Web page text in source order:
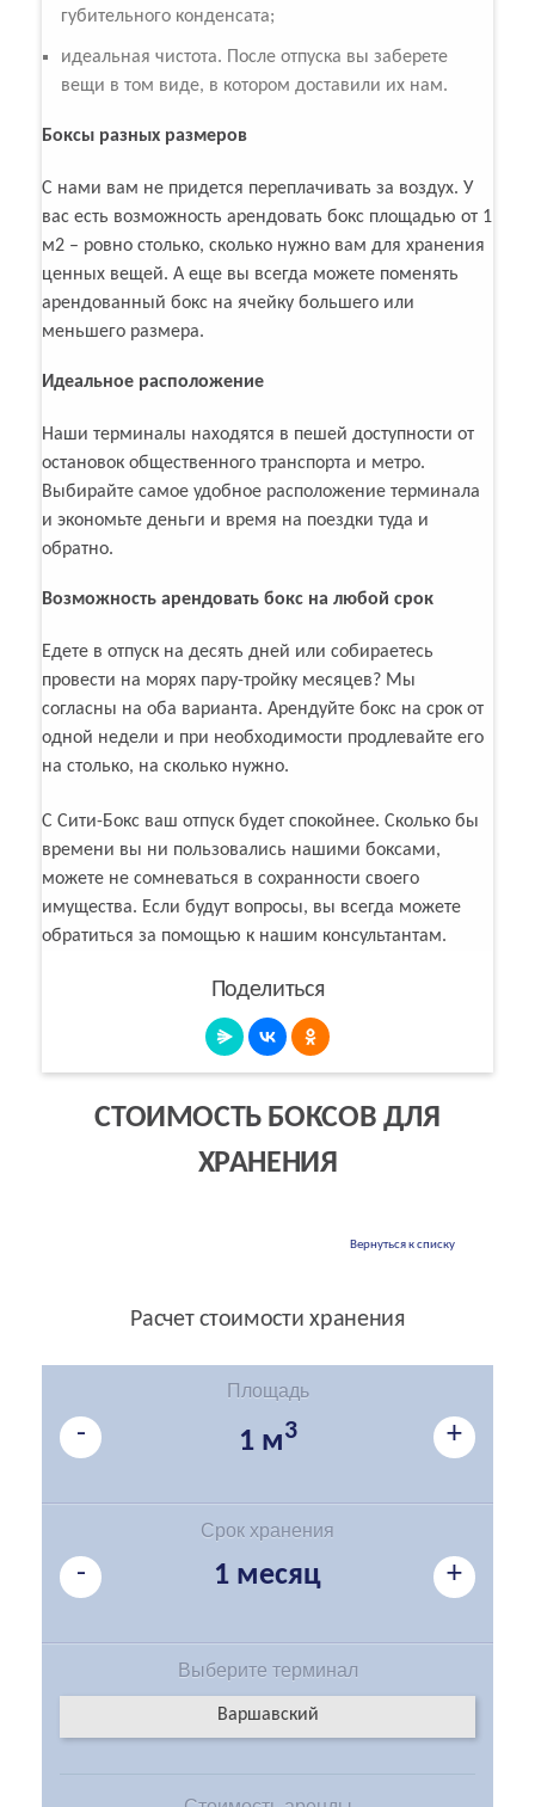
губительного конденсата;
идеальная чистота. После отпуска вы заберете
вещи в том виде, в котором доставили их нам.
Боксы разных размеров
С нами вам не придется переплачивать за воздух. У
вас есть возможность арендовать бокс площадью от 1
м2 – ровно столько, сколько нужно вам для хранения
ценных вещей. А еще вы всегда можете поменять
арендованный бокс на ячейку большего или
меньшего размера.
Идеальное расположение
Наши терминалы находятся в пешей доступности от
остановок общественного транспорта и метро.
Выбирайте самое удобное расположение терминала
и экономьте деньги и время на поездки туда и
обратно.
Возможность арендовать бокс на любой срок
Едете в отпуск на десять дней или собираетесь
провести на морях пару-тройку месяцев? Мы
согласны на оба варианта. Арендуйте бокс на срок от
одной недели и при необходимости продлевайте его
на столько, на сколько нужно.
С Сити-Бокс ваш отпуск будет спокойнее. Сколько бы
времени вы ни пользовались нашими боксами,
можете не сомневаться в сохранности своего
имущества. Если будут вопросы, вы всегда можете
обратиться за помощью к нашим консультантам.
Поделиться
СТОИМОСТЬ БОКСОВ ДЛЯ
ХРАНЕНИЯ
Вернуться к списку
Расчет стоимости хранения
Площадь
- 1 м3 +
Срок хранения
- 1 месяц +
Выберите терминал
Варшавский